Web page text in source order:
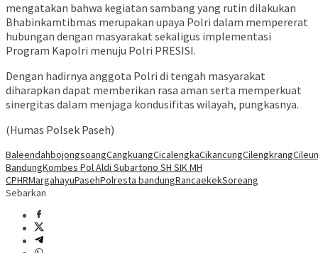
mengatakan bahwa kegiatan sambang yang rutin dilakukan
Bhabinkamtibmas merupakan upaya Polri dalam mempererat
hubungan dengan masyarakat sekaligus implementasi
Program Kapolri menuju Polri PRESISI.
Dengan hadirnya anggota Polri di tengah masyarakat
diharapkan dapat memberikan rasa aman serta memperkuat
sinergitas dalam menjaga kondusifitas wilayah, pungkasnya.
(Humas Polsek Paseh)
BaleendahbojongsoangCangkuangCicalengkaCikancungCilengkrang
BandungKombes Pol Aldi Subartono SH SIK MH
CPHRMargahayuPasehPolresta bandungRancaekekSoreang
Sebarkan